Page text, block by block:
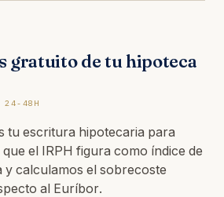
gratuito de tu hipoteca
24-48H
tu escritura hipotecaria para
el IRPH figura como índice de
y calculamos el sobrecoste
al Euríbor.